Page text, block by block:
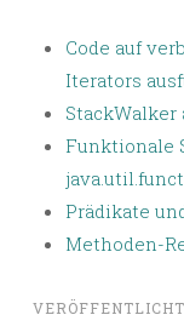
Code auf
Iterators
StackWalker
Funktionale
Prädikate
Methoden-